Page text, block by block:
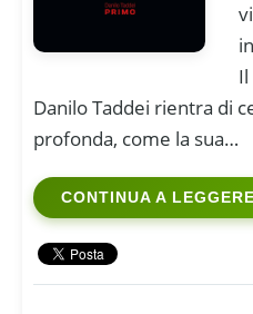
Danilo Taddei rientra di
profonda, come la sua…
CONTINUA A LEGGERE